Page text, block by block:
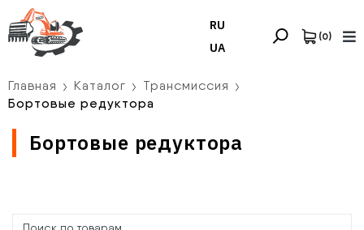
RU
UA
(0)
Главная Каталог
Трансмиссия
Бортовые редуктора
Бортовые редуктора